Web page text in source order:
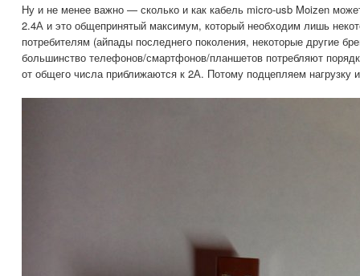
Ну и не менее важно — сколько и как кабель micro-usb Moizen
2.4А и это общепринятый максимум, который необходим лишь
потребителям (айпады последнего поколения, некоторые другие
большинство телефонов/смартфонов/планшетов потребляют
от общего числа приближаются к 2А. Потому подцепляем нагрузку